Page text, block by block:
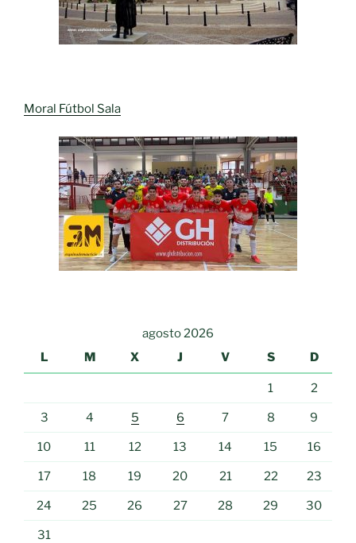
Moral Fútbol Sala
agosto 2026
L
M X J V S D
1 2
3 4 5 6 7 8 9
10 11 12 13 14 15 16
17 18 19 20 21 22 23
24 25 26 27 28 29 30
31